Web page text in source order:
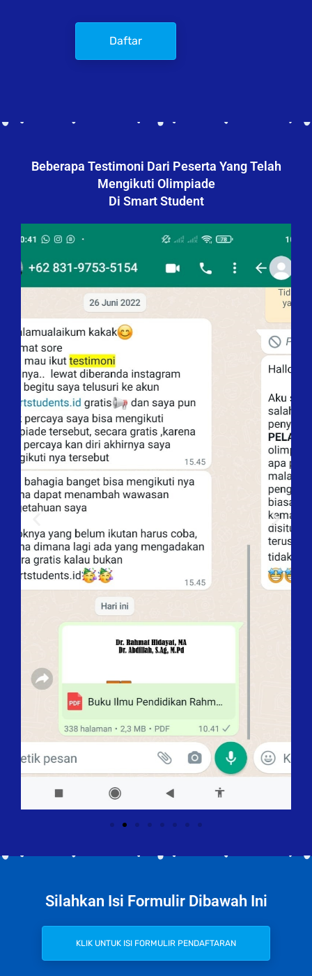
Daftar
Beberapa Testimoni Dari Peserta Yang Telah
Mengikuti Olimpiade
Di Smart Student
Silahkan Isi Formulir Dibawah Ini
KLIK UNTUK ISI FORMULIR PENDAFTARAN